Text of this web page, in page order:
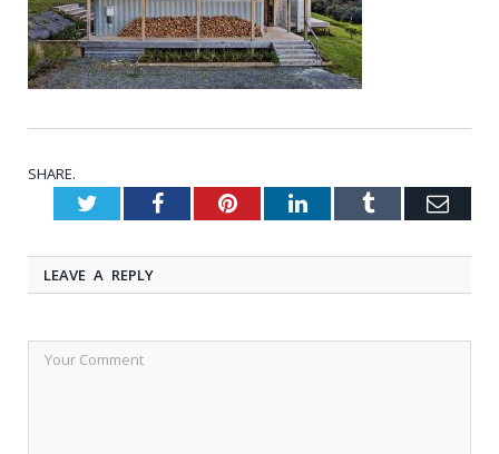
SHARE.
TwitterFacebookPinterestLinkedInTumblr
LEAVE A REPLY